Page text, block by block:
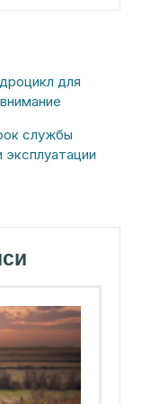
для
службы
эксплуатации